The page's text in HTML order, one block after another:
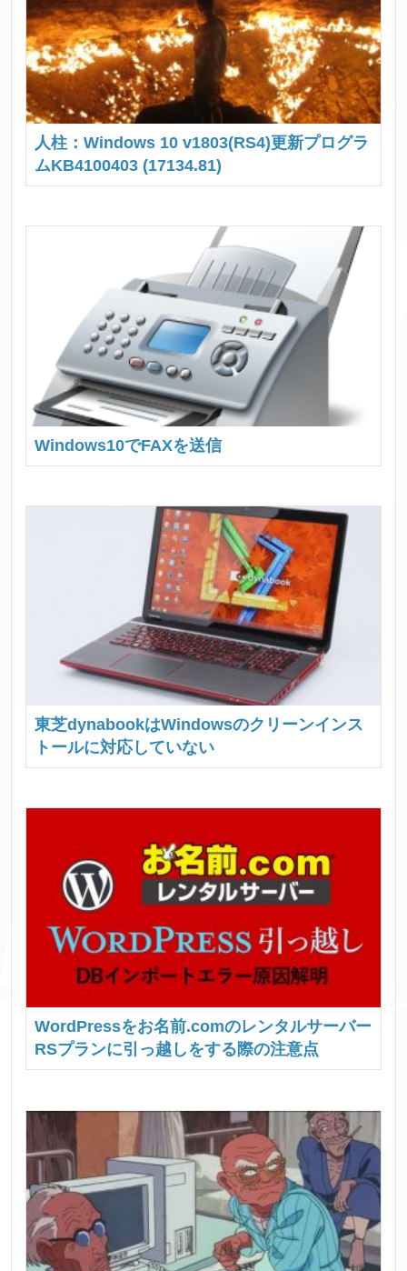
人柱：Windows 10 v1803(RS4)更新プログラ
ムKB4100403 (17134.81)
Windows10でFAXを送信
東芝dynabookはWindowsのクリーンインス
トールに対応していない
WordPressをお名前.comのレンタルサーバー
RSプランに引っ越しをする際の注意点